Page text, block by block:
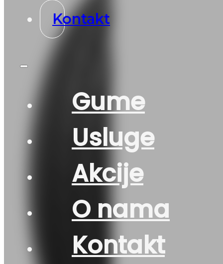
Kontakt
Gume
Usluge
Akcije
O nama
Kontakt